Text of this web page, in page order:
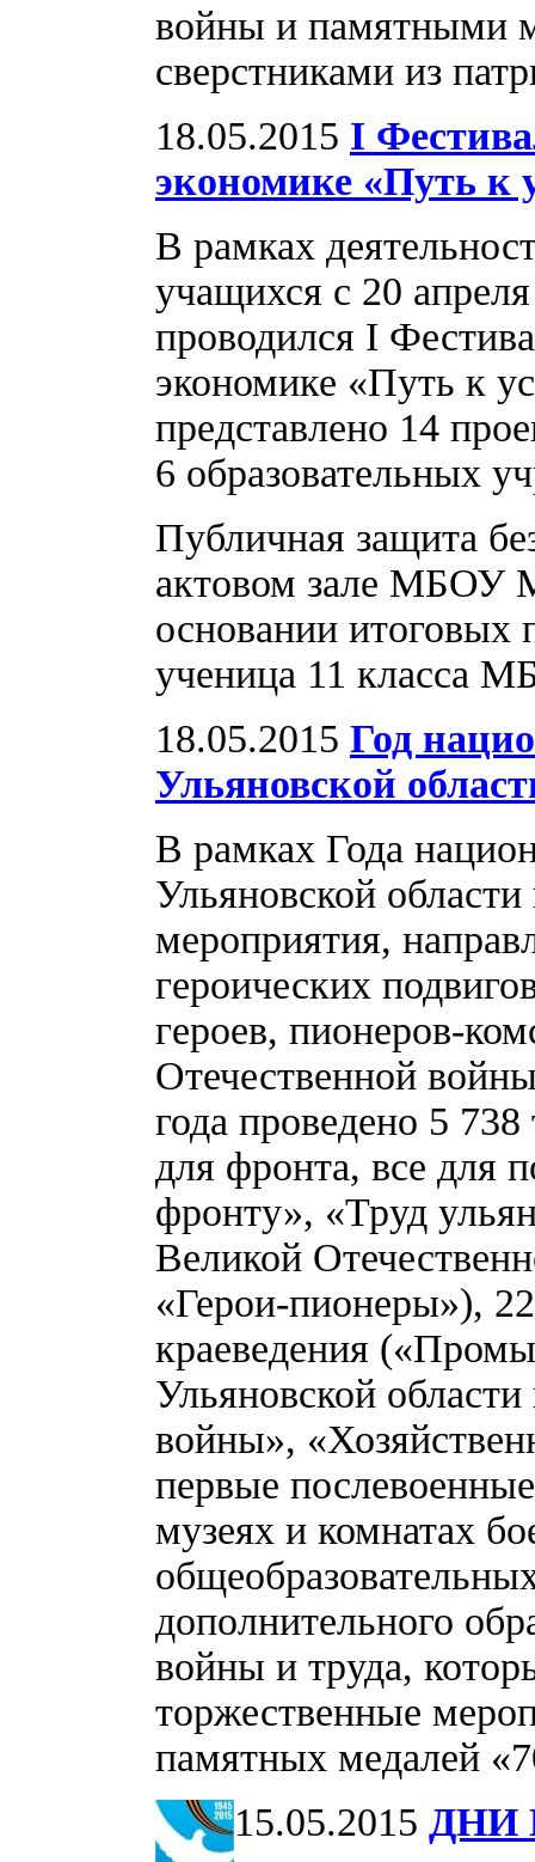
войны и памятными
сверстниками из
18.05.2015 I
экономике «Путь к
В рамках
учащихся с 20
проводился I
экономике «Путь к
представлено 14
6 образовательных
Публичная защита
актовом зале МБОУ
основании итоговых
ученица 11
18.05.2015 Год
Ульяновской
В рамках Года
Ульяновской
мероприятия,
героических
героев, пионеров-
Отечественной
года проведено 5
для фронта, все для
фронту», «Труд
Великой
«Герои-пионеры»),
краеведения
Ульяновской
войны»,
первые
музеях и комнатах
дополнительного
войны и труда,
торжественные
памятных медалей
15.05.2015 ДНИ